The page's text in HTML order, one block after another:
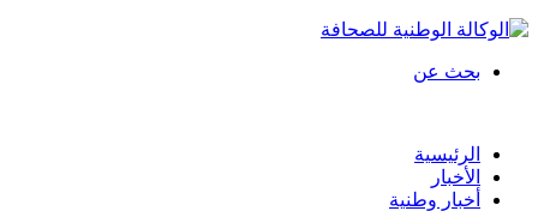
بحث عن
الرئيسية
الأخبار
أخبار وطنية